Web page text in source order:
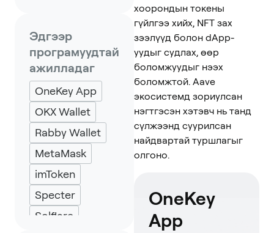
Эдгээр
програмуудтай
ажилладаг
OneKey App
OKX Wallet
Rabby Wallet
MetaMask
imToken
Specter
Solflare
хоорондын токены
гүйлгээ хийх, NFT зах
зээлүүд болон dApp-
уудыг судлах, өөр
боломжуудыг нээх
боломжтой. Aave
экосистемд зориулсан
нэгтгэсэн хэтэвч нь танд
сүлжээнд суурилсан
найдвартай туршлагыг
олгоно.
OneKey
App